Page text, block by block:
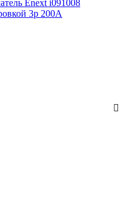
Enext i091008
3р 200А